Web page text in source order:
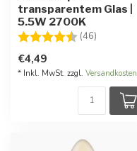
transparentem Glas |
5.5W 2700K
Bewertung:
(46)
€4,49
* Inkl. MwSt. zzgl. Versandkosten